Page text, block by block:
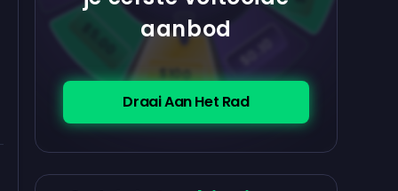
aanbod
Draai Aan Het Rad
$100
$5.00